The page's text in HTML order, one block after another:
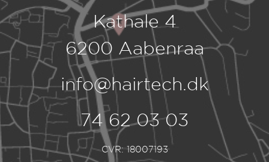
Kathale 4
6200 Aabenraa
info@hairtech.dk
74 62 03 03
CVR: 18007193